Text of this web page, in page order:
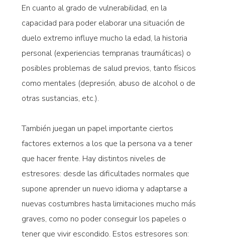
En cuanto al grado de vulnerabilidad, en la
capacidad para poder elaborar una situación de
duelo extremo influye mucho la edad, la historia
personal (experiencias tempranas traumáticas) o
posibles problemas de salud previos, tanto físicos
como mentales (depresión, abuso de alcohol o de
otras sustancias, etc.).
También juegan un papel importante ciertos
factores externos a los que la persona va a tener
que hacer frente. Hay distintos niveles de
estresores: desde las dificultades normales que
supone aprender un nuevo idioma y adaptarse a
nuevas costumbres hasta limitaciones mucho más
graves, como no poder conseguir los papeles o
tener que vivir escondido. Estos estresores son: